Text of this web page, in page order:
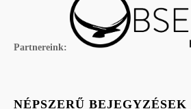
Partnereink:
NÉPSZERŰ BEJEGYZÉSEK